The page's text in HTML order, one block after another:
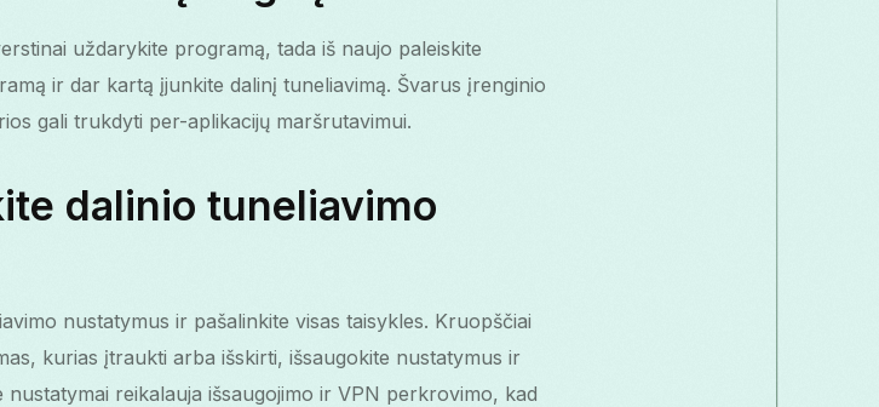
uždarykite programą, tada iš naujo paleiskite
ir dar kartą įjunkite dalinį tuneliavimą. Švarus įrenginio
gali trukdyti per-aplikacijų maršrutavimui.
dalinio tuneliavimo
nustatymus ir pašalinkite visas taisykles. Kruopščiai
kurias įtraukti arba išskirti, išsaugokite nustatymus ir
reikalauja išsaugojimo ir VPN perkrovimo, kad